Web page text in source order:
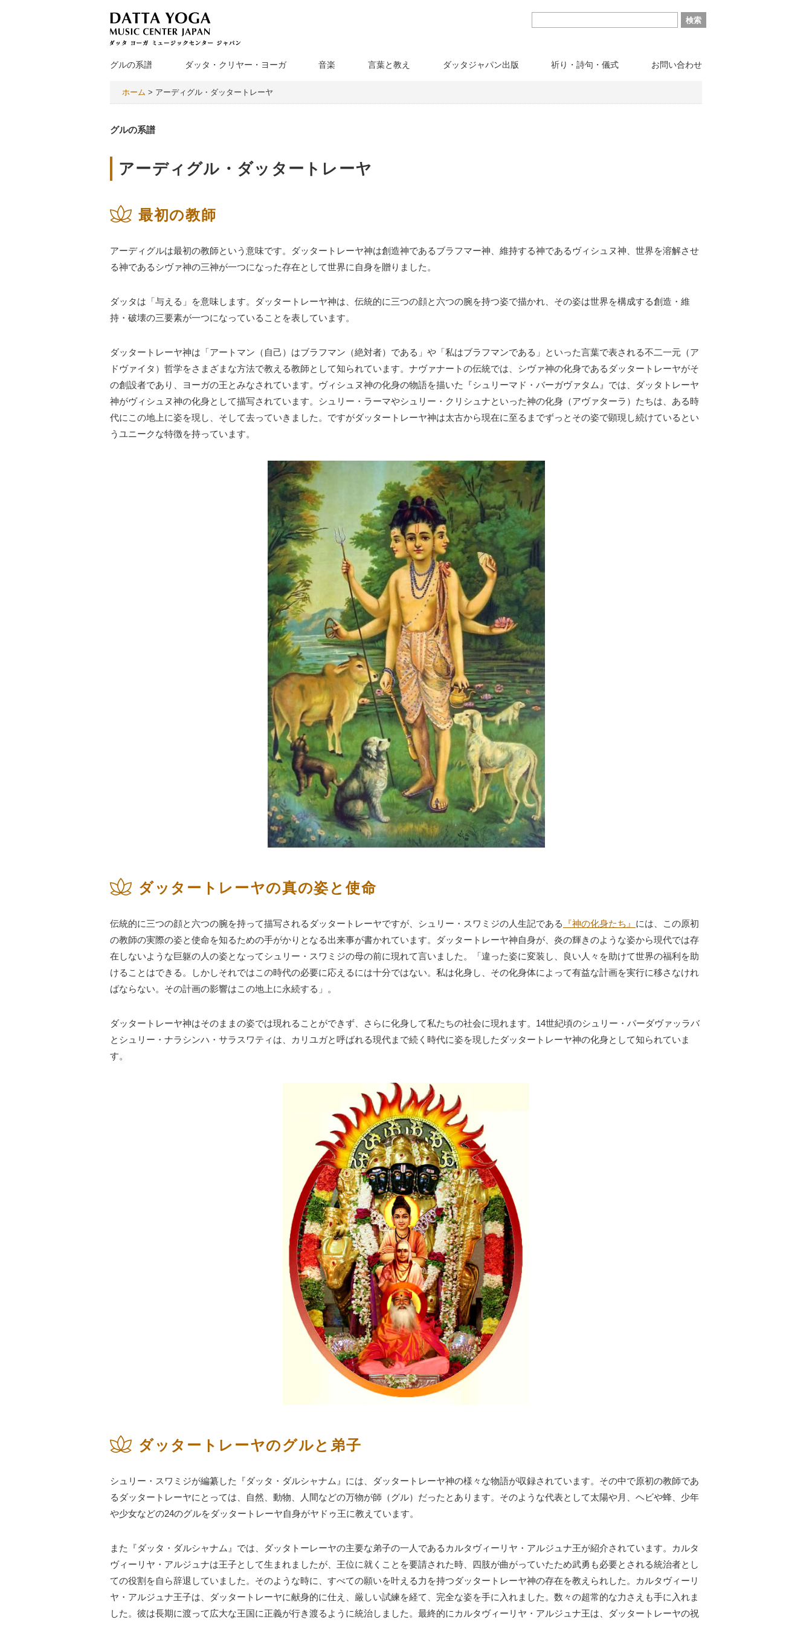
グルの系譜 ダッタ・クリヤー・ヨーガ 音楽 言葉と教え ダッタジャパン出版 祈り・詩句・儀式 お問い合わせ
ホーム > アーディグル・ダッタートレーヤ
グルの系譜
アーディグル・ダッタートレーヤ
最初の教師
アーディグルは最初の教師という意味です。ダッタートレーヤ神は創造神であるブラフマー神、維持する神であるヴィシュヌ神、世界を溶解させ
る神であるシヴァ神の三神が一つになった存在として世界に自身を贈りました。
ダッタは「与える」を意味します。ダッタートレーヤ神は、伝統的に三つの顔と六つの腕を持つ姿で描かれ、その姿は世界を構成する創造・維
持・破壊の三要素が一つになっていることを表しています。
ダッタートレーヤ神は「アートマン（自己）はブラフマン（絶対者）である」や「私はブラフマンである」といった言葉で表される不二一元（ア
ドヴァイタ）哲学をさまざまな方法で教える教師として知られています。ナヴァナートの伝統では、シヴァ神の化身であるダッタートレーヤがそ
の創設者であり、ヨーガの王とみなされています。ヴィシュヌ神の化身の物語を描いた『シュリーマド・バーガヴァタム』では、ダッタトレーヤ
神がヴィシュヌ神の化身として描写されています。シュリー・ラーマやシュリー・クリシュナといった神の化身（アヴァターラ）たちは、ある時
代にこの地上に姿を現し、そして去っていきました。ですがダッタートレーヤ神は太古から現在に至るまでずっとその姿で顕現し続けているとい
うユニークな特徴を持っています。
ダッタートレーヤの真の姿と使命
伝統的に三つの顔と六つの腕を持って描写されるダッタートレーヤですが、シュリー・スワミジの人生記である 『神の化身たち』 には、この原初
の教師の実際の姿と使命を知るための手がかりとなる出来事が書かれています。ダッタートレーヤ神自身が、炎の輝きのような姿から現代では存
在しないような巨躯の人の姿となってシュリー・スワミジの母の前に現れて言いました。「違った姿に変装し、良い人々を助けて世界の福利を助
けることはできる。しかしそれではこの時代の必要に応えるには十分ではない。私は化身し、その化身体によって有益な計画を実行に移さなけれ
ばならない。その計画の影響はこの地上に永続する」。
ダッタートレーヤ神はそのままの姿では現れることができず、さらに化身して私たちの社会に現れます。14世紀頃のシュリー・パーダヴァッラバ
とシュリー・ナラシンハ・サラスワティは、カリユガと呼ばれる現代まで続く時代に姿を現したダッタートレーヤ神の化身として知られていま
す。
ダッタートレーヤのグルと弟子
シュリー・スワミジが編纂した『ダッタ・ダルシャナム』には、ダッタートレーヤ神の様々な物語が収録されています。その中で原初の教師であ
るダッタートレーヤにとっては、自然、動物、人間などの万物が師（グル）だったとあります。そのような代表として太陽や月、ヘビや蜂、少年
や少女などの24のグルをダッタートレーヤ自身がヤドゥ王に教えています。
また『ダッタ・ダルシャナム』では、ダッタトーレーヤの主要な弟子の一人であるカルタヴィーリヤ・アルジュナ王が紹介されています。カルタ
ヴィーリヤ・アルジュナは王子として生まれましたが、王位に就くことを要請された時、四肢が曲がっていたため武勇も必要とされる統治者とし
ての役割を自ら辞退していました。そのような時に、すべての願いを叶える力を持つダッタートレーヤ神の存在を教えられした。カルタヴィーリ
ヤ・アルジュナ王子は、ダッタートレーヤに献身的に仕え、厳しい試練を経て、完全な姿を手に入れました。数々の超常的な力さえも手に入れま
した。彼は長期に渡って広大な王国に正義が行き渡るように統治しました。最終的にカルタヴィーリヤ・アルジュナ王は、ダッタートレーヤの祝